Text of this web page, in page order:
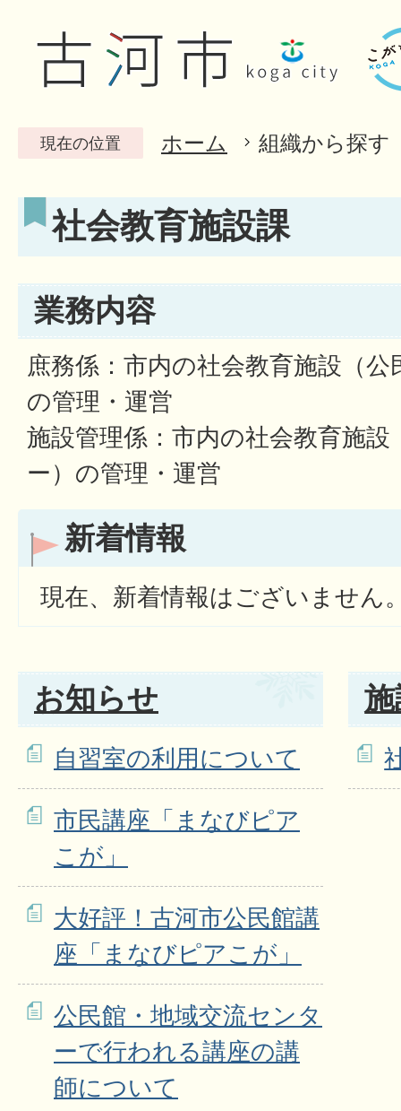
現在の位置 ホーム 組織から探す
社会教育施設課
業務内容
庶務係：市内の社会教育施設（
の管理・運営
施設管理係：市内の社会教育施
ー）の管理・運営
新着情報
現在、新着情報はございません
お知らせ
自習室の利用について
市民講座「まなびピア
こが」
大好評！古河市公民館講
座「まなびピアこが」
公民館・地域交流センタ
ーで行われる講座の講
師について